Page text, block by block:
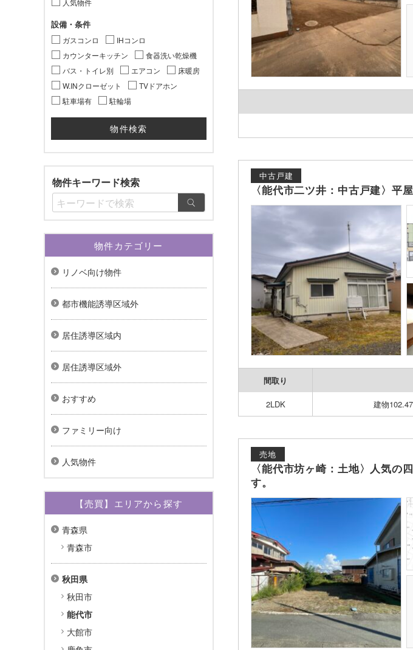
中古戸建
〈能代市二ツ井：中古戸建〉平
間取り
2LDK 建物
売地
〈能代市坊ヶ崎：土地〉人気
す。
人気物件
設備・条件
ガスコンロ
IHコンロ
カウンターキッチン
食器洗い乾燥機
バス・トイレ別
エアコン
床暖房
W.INクローゼット
TVドアホン
駐車場有
駐輪場
物件キーワード検索
物件カテゴリー
リノベ向け物件
都市機能誘導区域外
居住誘導区域内
居住誘導区域外
おすすめ
ファミリー向け
人気物件
【売買】エリアから探す
青森県
青森市
秋田県
秋田市
能代市
大館市